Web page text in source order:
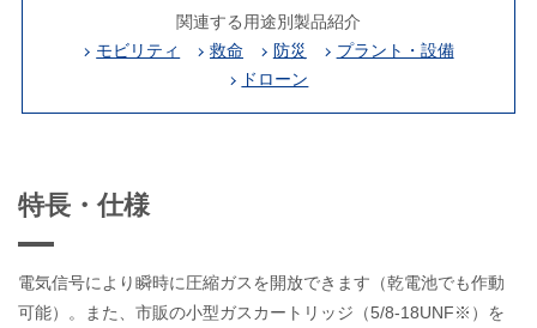
関連する用途別製品紹介
モビリティ
救命 防災
プラント・設備
ドローン
特長・仕様
電気信号により瞬時に圧縮ガスを開放できます（乾電池でも作動
可能）。また、市販の小型ガスカートリッジ（5/8-18UNF※）を